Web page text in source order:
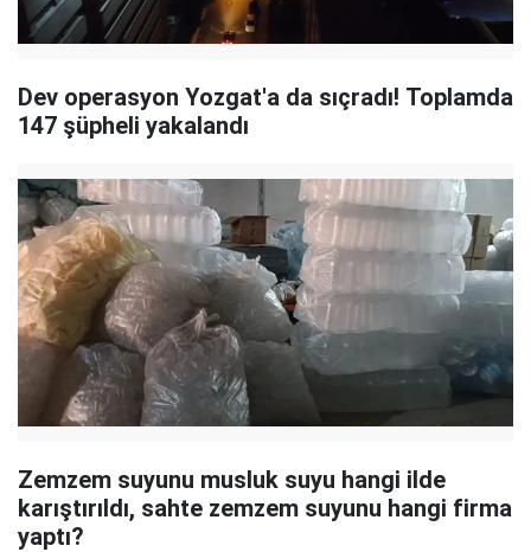
Dev operasyon Yozgat'a da sıçradı! Toplamda
147 şüpheli yakalandı
Zemzem suyunu musluk suyu hangi ilde
karıştırıldı, sahte zemzem suyunu hangi firma
yaptı?